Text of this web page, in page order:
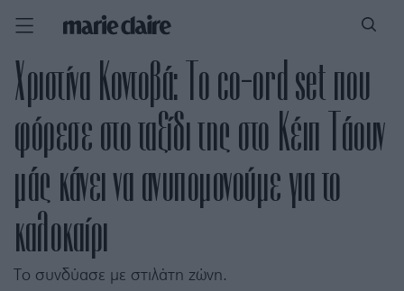
Χριστίνα Κοντοβά: Το co-ord set που
φόρεσε στο ταξίδι της στο Κέιπ Τάουν
μάς κάνει να ανυπομονούμε για το
καλοκαίρι
Το συνδύασε με στιλάτη ζώνη.